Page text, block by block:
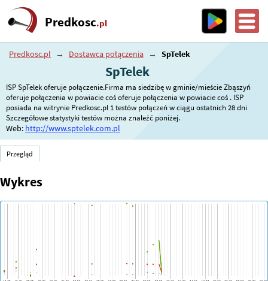
Predkosc.pl
Predkosc.pl → Dostawca połączenia → SpTelek
SpTelek
ISP SpTelek oferuje połączenie.Firma ma siedzibę w gminie/mieście Zbąszyń
oferuje połączenia w powiacie coś oferuje połączenia w powiacie coś . ISP
posiada na witrynie Predkosc.pl 1 testów połączeń w ciągu ostatnich 28 dni
Szczegółowe statystyki testów można znaleźć poniżej.
Web: http://www.sptelek.com.pl
Przegląd
Wykres